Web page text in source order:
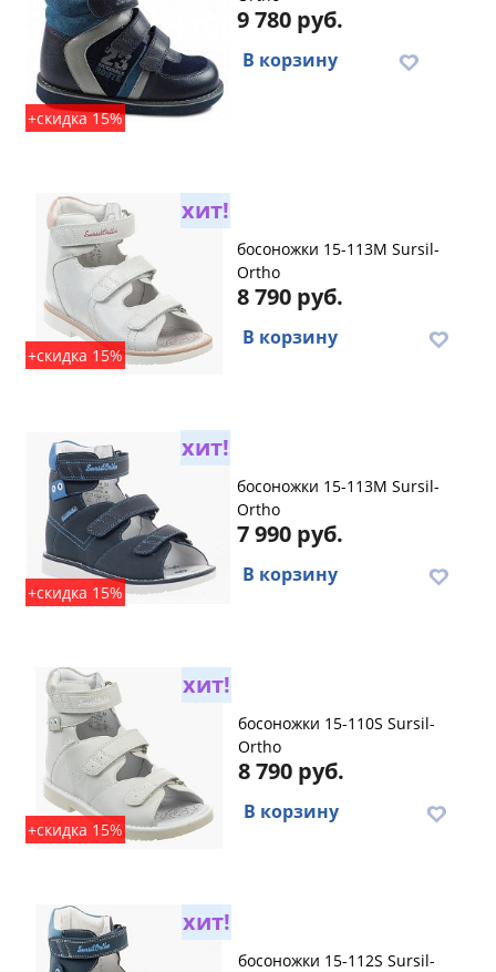
+скидка 15%
9 780 руб.
В корзину
хит!
+скидка 15%
босоножки 15-113M Sursil-
Ortho
8 790 руб.
В корзину
хит!
+скидка 15%
босоножки 15-113M Sursil-
Ortho
7 990 руб.
В корзину
хит!
+скидка 15%
босоножки 15-110S Sursil-
Ortho
8 790 руб.
В корзину
хит!
босоножки 15-112S Sursil-